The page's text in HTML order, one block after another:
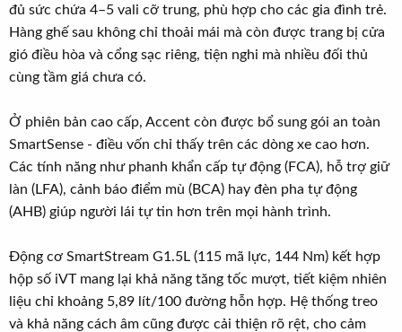
đủ sức chứa 4–5 vali cỡ trung, phù hợp cho các gia đình trẻ.
Hàng ghế sau không chỉ thoải mái mà còn được trang bị cửa
gió điều hòa và cổng sạc riêng, tiện nghi mà nhiều đối thủ
cùng tầm giá chưa có.
Ở phiên bản cao cấp, Accent còn được bổ sung gói an toàn
SmartSense - điều vốn chỉ thấy trên các dòng xe cao hơn.
Các tính năng như phanh khẩn cấp tự động (FCA), hỗ trợ giữ
làn (LFA), cảnh báo điểm mù (BCA) hay đèn pha tự động
(AHB) giúp người lái tự tin hơn trên mọi hành trình.
Động cơ SmartStream G1.5L (115 mã lực, 144 Nm) kết hợp
hộp số iVT mang lại khả năng tăng tốc mượt, tiết kiệm nhiên
liệu chỉ khoảng 5,89 lít/100 đường hỗn hợp. Hệ thống treo
và khả năng cách âm cũng được cải thiện rõ rệt, cho cảm